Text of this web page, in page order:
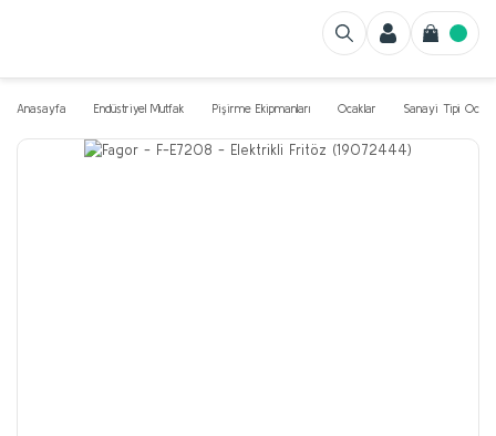
Anasayfa Endüstriyel Mutfak Pişirme Ekipmanları Ocaklar Sanayi Tipi Ocak